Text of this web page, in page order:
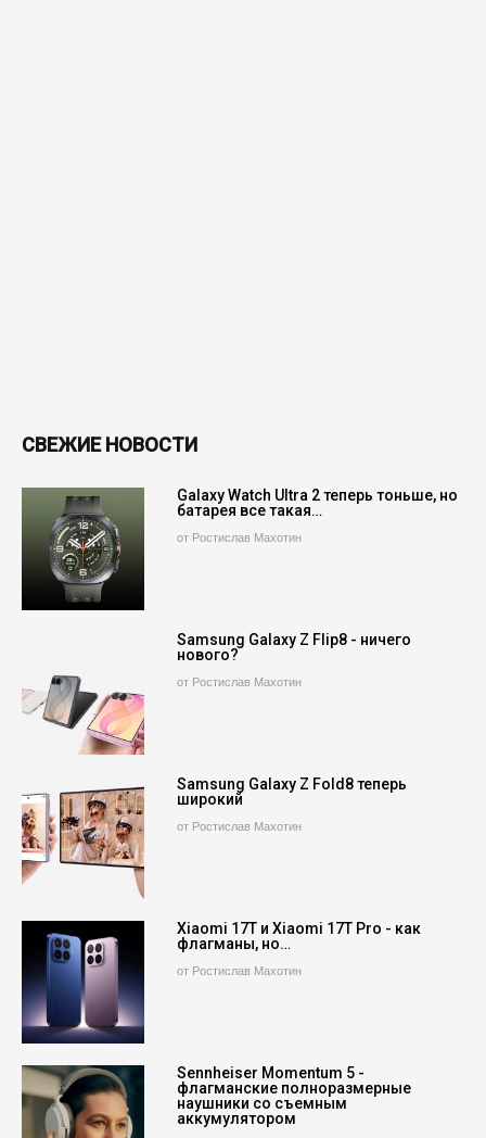
СВЕЖИЕ НОВОСТИ
Galaxy Watch Ultra 2 теперь тоньше, но
батарея все такая…
от Ростислав Махотин
Samsung Galaxy Z Flip8 - ничего
нового?
от Ростислав Махотин
Samsung Galaxy Z Fold8 теперь
широкий
от Ростислав Махотин
Xiaomi 17T и Xiaomi 17T Pro - как
флагманы, но…
от Ростислав Махотин
Sennheiser Momentum 5 -
флагманские полноразмерные
наушники со съемным
аккумулятором